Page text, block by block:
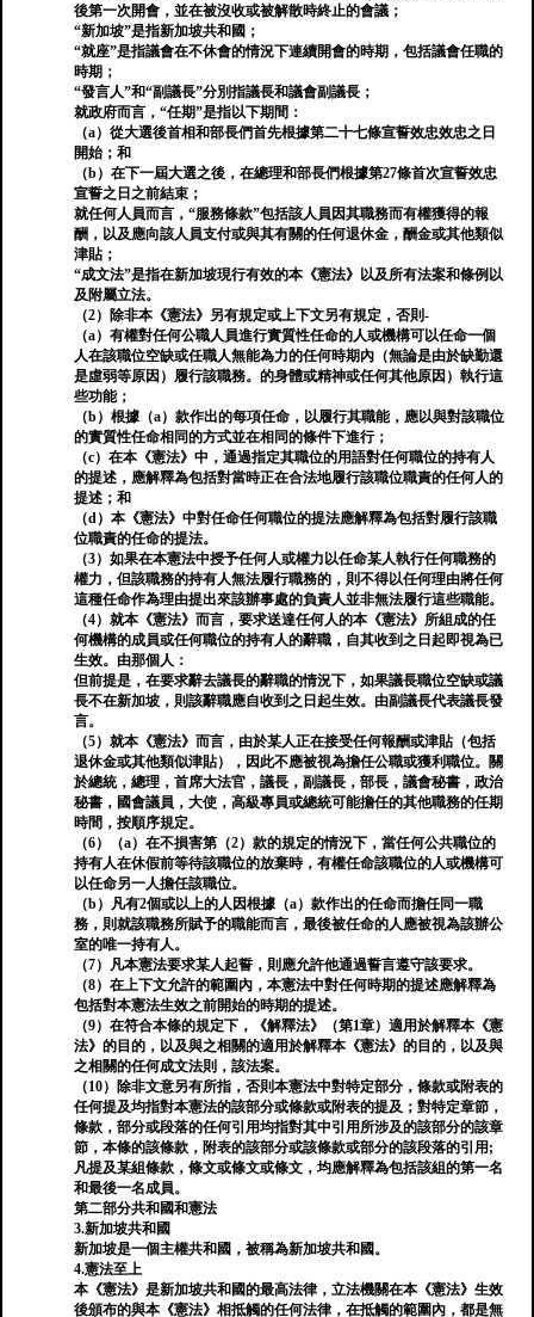
後第一次開會，並在被沒收或被解散時終止的會議；
“新加坡”是指新加坡共和國；
“就座”是指議會在不休會的情況下連續開會的時期，包括議會任職的
時期；
“發言人”和“副議長”分別指議長和議會副議長；
就政府而言，“任期”是指以下期間：
（a）從大選後首相和部長們首先根據第二十七條宣誓效忠效忠之日
開始；和
（b）在下一屆大選之後，在總理和部長們根據第27條首次宣誓效忠
宣誓之日之前結束；
就任何人員而言，“服務條款”包括該人員因其職務而有權獲得的報
酬，以及應向該人員支付或與其有關的任何退休金，酬金或其他類似
津貼；
“成文法”是指在新加坡現行有效的本《憲法》以及所有法案和條例以
及附屬立法。
（2）除非本《憲法》另有規定或上下文另有規定，否則-
（a）有權對任何公職人員進行實質性任命的人或機構可以任命一個
人在該職位空缺或任職人無能為力的任何時期內（無論是由於缺勤還
是虛弱等原因）履行該職務。的身體或精神或任何其他原因）執行這
些功能；
（b）根據（a）款作出的每項任命，以履行其職能，應以與對該職位
的實質性任命相同的方式並在相同的條件下進行；
（c）在本《憲法》中，通過指定其職位的用語對任何職位的持有人
的提述，應解釋為包括對當時正在合法地履行該職位職責的任何人的
提述；和
（d）本《憲法》中對任命任何職位的提法應解釋為包括對履行該職
位職責的任命的提法。
（3）如果在本憲法中授予任何人或權力以任命某人執行任何職務的
權力，但該職務的持有人無法履行職務的，則不得以任何理由將任何
這種任命作為理由提出來該辦事處的負責人並非無法履行這些職能。
（4）就本《憲法》而言，要求送達任何人的本《憲法》所組成的任
何機構的成員或任何職位的持有人的辭職，自其收到之日起即視為已
生效。由那個人：
但前提是，在要求辭去議長的辭職的情況下，如果議長職位空缺或議
長不在新加坡，則該辭職應自收到之日起生效。由副議長代表議長發
言。
（5）就本《憲法》而言，由於某人正在接受任何報酬或津貼（包括
退休金或其他類似津貼），因此不應被視為擔任公職或獲利職位。關
於總統，總理，首席大法官，議長，副議長，部長，議會秘書，政治
秘書，國會議員，大使，高級專員或總統可能擔任的其他職務的任期
時間，按順序規定。
（6）（a）在不損害第（2）款的規定的情況下，當任何公共職位的
持有人在休假前等待該職位的放棄時，有權任命該職位的人或機構可
以任命另一人擔任該職位。
（b）凡有2個或以上的人因根據（a）款作出的任命而擔任同一職
務，則就該職務所賦予的職能而言，最後被任命的人應被視為該辦公
室的唯一持有人。
（7）凡本憲法要求某人起誓，則應允許他通過誓言遵守該要求。
（8）在上下文允許的範圍內，本憲法中對任何時期的提述應解釋為
包括對本憲法生效之前開始的時期的提述。
（9）在符合本條的規定下，《解釋法》（第1章）適用於解釋本《憲
法》的目的，以及與之相關的適用於解釋本《憲法》的目的，以及與
之相關的任何成文法則，該法案。
（10）除非文意另有所指，否則本憲法中對特定部分，條款或附表的
任何提及均指對本憲法的該部分或條款或附表的提及；對特定章節，
條款，部分或段落的任何引用均指對其中引用所涉及的該部分的該章
節，本條的該條款，附表的該部分或該條款或部分的該段落的引用;
凡提及某組條款，條文或條文或條文，均應解釋為包括該組的第一名
和最後一名成員。
第二部分共和國和憲法
3.新加坡共和國
新加坡是一個主權共和國，被稱為新加坡共和國。
4.憲法至上
本《憲法》是新加坡共和國的最高法律，立法機關在本《憲法》生效
後頒布的與本《憲法》相抵觸的任何法律，在抵觸的範圍內，都是無